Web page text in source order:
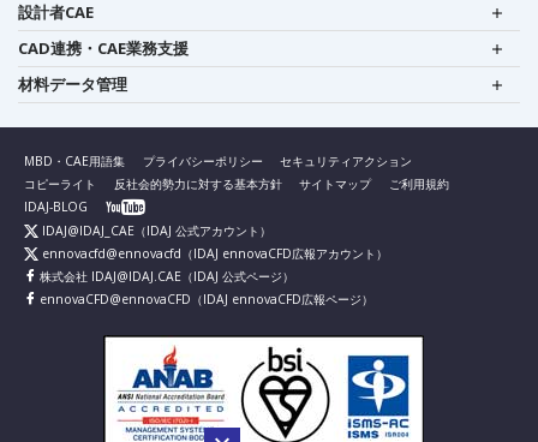
設計者CAE
CAD連携・CAE業務支援
材料データ管理
MBD・CAE用語集 プライバシーポリシー
セキュリティアクション
コピーライト
反社会的勢力に対する基本方針 サイトマップ
ご利用規約
IDAJ-BLOG
IDAJ@IDAJ_CAE （IDAJ 公式アカウント）
ennovacfd@ennovacfd （IDAJ ennovaCFD広報アカウント）
株式会社 IDAJ@IDAJ.CAE （IDAJ 公式ページ）
ennovaCFD@ennovaCFD （IDAJ ennovaCFD広報ページ）